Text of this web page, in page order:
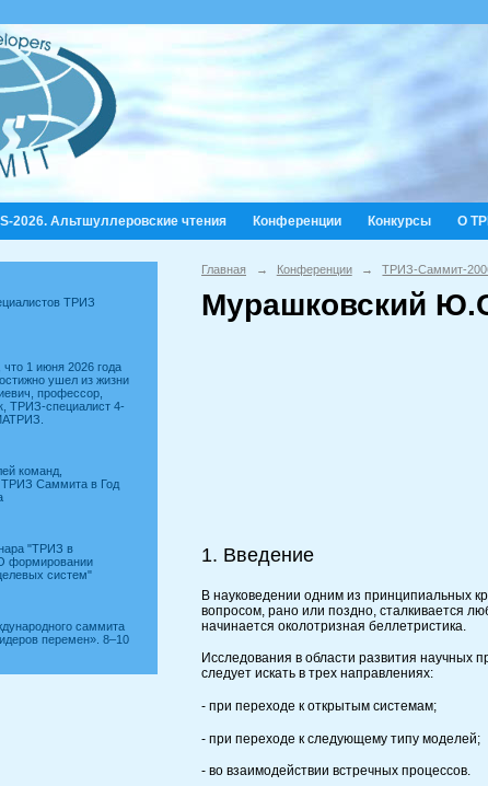
2026. Альтшуллеровские чтения Конференции Конкурсы О
ТРИЗ
1 июня 2026 года
ушел из жизни
профессор,
ТРИЗ-специалист 4-
команд,
ТРИЗ Саммита в Год
"ТРИЗ в
формировании
систем"
саммита
перемен». 8–10
Главная → Конференции → ТРИЗ-Саммит-
Мурашковский
1. Введение
В науковедении одним из принципиальных
вопросом, рано или поздно, сталкивается
начинается околотризная беллетристика.
Исследования в области развития научных
следует искать в трех направлениях:
- при переходе к открытым системам;
- при переходе к следующему типу моделей;
- во взаимодействии встречных процессов.